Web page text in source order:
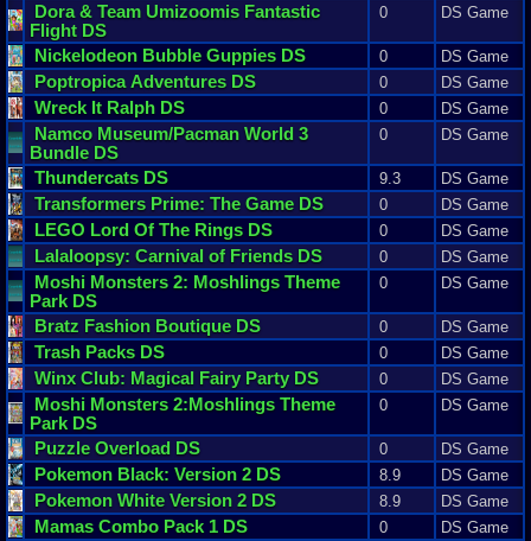
Dora& Team Umizoomis Fantastic
Flight DS
0 DS Game
Nickelodeon Bubble Guppies DS 0 DS Game
Poptropica Adventures DS 0 DS Game
Wreck It Ralph DS 0 DS Game
Namco Museum/Pacman World 3
Bundle DS
0 DS Game
Thundercats DS 9.3 DS Game
Transformers Prime: The Game DS 0 DS Game
LEGO Lord Of The Rings DS 0 DS Game
Lalaloopsy: Carnival of Friends DS 0 DS Game
Moshi Monsters 2: Moshlings Theme
Park DS
0 DS Game
Bratz Fashion Boutique DS 0 DS Game
Trash Packs DS 0 DS Game
Winx Club: Magical Fairy Party DS 0 DS Game
Moshi Monsters 2:Moshlings Theme
Park DS
0 DS Game
Puzzle Overload DS 0 DS Game
Pokemon Black: Version 2 DS 8.9 DS Game
Pokemon White Version 2 DS 8.9 DS Game
Mamas Combo Pack 1 DS 0 DS Game